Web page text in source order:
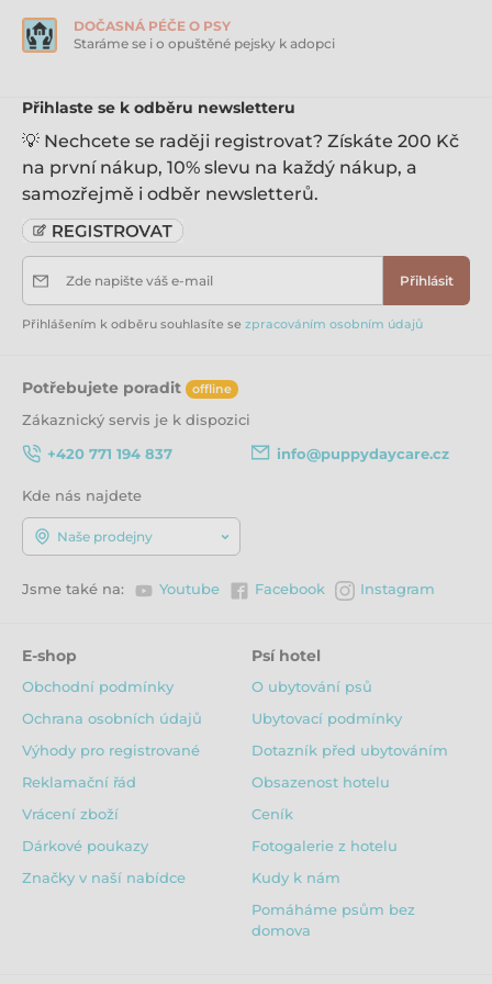
Elegantní a přitom designová, taková je miska pro psy
a kočky značky Maelson. Je vyrobena ze 100%
biologicky odbouratelného plastu. Ten obsahuje směs
rozložitelná a tak ani váš čtyřnohý miláček nebude pro
Miska je opatřena několika protiskluzovými nožkami
z lisované přírodní pryže. Díky nim nebude miska při
krmení ujíždět. Pro vaše pohodlí je navíc opatřena pěti
prstovými výřezy po každé straně, takže s ní budete
moci snadno manipulovat.
Barva:
černá
Objem:
1720 ml
Určeno pro:
Americký buldok, Anglicky chrt, Anglický setr,
Argentinská doga, Beauceron, Bernský salašnický pes,
Bílý švýcarský ovčák, Bobtail, Bordeauxská doga,
Dalmatin, Dobrman, Flat Coated Retriever,
Gordonsetr, Hovawart, Irský vlkodav, Japonský
retrívr, Německá doga, Německý ohař krátkosrstý,
Německý ovčák, Rhodéský ridgeback, Rotvajler, Velký
švýcarský salašnický pes, Výmarský ohař, Zlatý retrívr
DOČASNÁ PÉČE O PSY
Staráme se i o opuštěné pejsky k adopci
Přihlaste se k odběru newsletteru
💡 Nechcete se raději registrovat? Získáte 200 Kč
na první nákup, 10% slevu na každý nákup, a
samozřejmě i odběr newsletterů.
Zde napište váš e-mail Přihlásit
Přihlášením k odběru souhlasíte se zpracováním osobním údajů
Potřebujete poradit offline
Zákaznický servis je k dispozici
+420 771 194 837
info@puppydaycare.cz
Kde nás najdete
Naše prodejny
Jsme také na: Youtube Facebook Instagram
E-shop
Obchodní podmínky
Ochrana osobních údajů
Výhody pro registrované
Reklamační řád
Vrácení zboží
Dárkové poukazy
Značky v naší nabídce
Psí hotel
O ubytování psů
Ubytovací podmínky
Dotazník před ubytováním
Obsazenost hotelu
Ceník
Fotogalerie z hotelu
Kudy k nám
Pomáháme psům bez
domova